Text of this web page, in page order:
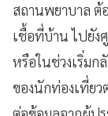
สถานพยาบาล ต้
เชื้อที่บ้าน ไปยัง
หรือในช่วงเริ่มก
ของนักท่องเที่ยว